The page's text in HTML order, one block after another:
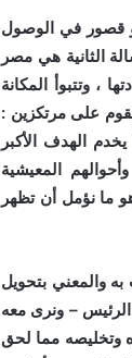
قصور في الوصول
الثانية هي مصر
، وتتبوأ المكانة
على مرتكزين :
الهدف الأكبر
المعيشية
ما نؤمل أن تظهر
والمعني بتحويل
– ونرى معه
وتخليصه مما لحق